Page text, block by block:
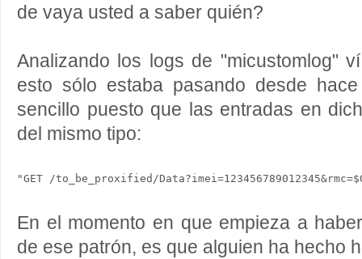
de vaya usted a saber quién?
Analizando los logs de "micustomlog"
esto sólo estaba pasando desde
sencillo puesto que las entradas en
del mismo tipo:
En el momento en que empieza a
de ese patrón, es que alguien ha hecho